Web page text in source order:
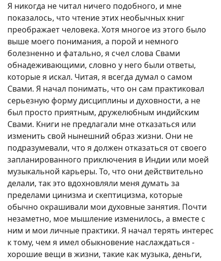
Я никогда не читал ничего подобного, и мне
показалось, что чтение этих необычных книг
преображает человека. Хотя многое из этого было
выше моего понимания, а порой и немного
болезненно и фатально, я счел слова Свами
обнадеживающими, словно у него были ответы,
которые я искал. Читая, я всегда думал о самом
Свами. Я начал понимать, что он сам практиковал
серьезную форму дисциплины и духовности, а не
был просто приятным, дружелюбным индийским
Свами. Книги не предлагали мне отказаться или
изменить свой нынешний образ жизни. Они не
подразумевали, что я должен отказаться от своего
запланированного приключения в Индии или моей
музыкальной карьеры. То, что они действительно
делали, так это вдохновляли меня думать за
пределами цинизма и скептицизма, которые
обычно окрашивали мои духовные занятия. Почти
незаметно, мое мышление изменилось, а вместе с
ним и мои личные практики. Я начал терять интерес
к тому, чем я имел обыкновение наслаждаться -
хорошие вещи в жизни, такие как музыка, деньги,